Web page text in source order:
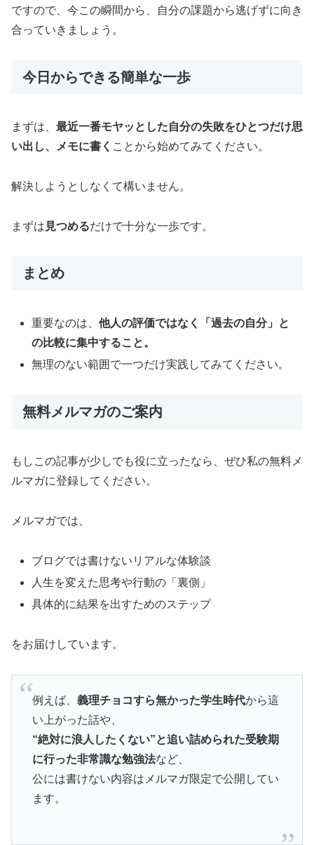
ですので、今この瞬間から、自分の課題から逃げずに向き
合っていきましょう。
今日からできる簡単な一歩
まずは、 最近一番モヤッとした自分の失敗をひとつだけ思
い出し、メモに書く ことから始めてみてください。
解決しようとしなくて構いません。
まずは 見つめるだけで十分な一歩です。
まとめ
重要なのは、他人の評価ではなく「過去の自分」と
の比較に集中すること。
無理のない範囲で一つだけ実践してみてください。
無料メルマガのご案内
もしこの記事が少しでも役に立ったなら、ぜひ私の無料メ
ルマガに登録してください。
メルマガでは、
ブログでは書けないリアルな体験談
人生を変えた思考や行動の「裏側」
具体的に結果を出すためのステップ
をお届けしています。
例えば、 義理チョコすら無かった学生時代から這
い上がった話や、
“絶対に浪人したくない”と追い詰められた受験期
に行った非常識な勉強法など、
公には書けない内容はメルマガ限定で公開してい
ます。